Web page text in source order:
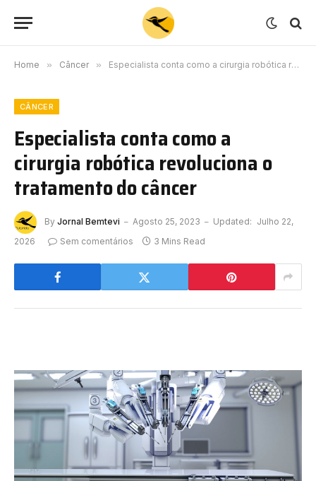
Home » Câncer » Especialista conta como a cirurgia robótica revoluciona o tratamento do câncer
CÂNCER
Especialista conta como a
cirurgia robótica revoluciona o
tratamento do câncer
By Jornal Bemtevi Agosto 25, 2023 Updated: Julho 22,
2026
Sem comentários 3 Mins Read